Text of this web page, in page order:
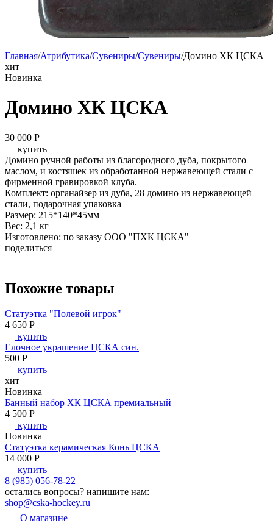
Главная/Атрибутика/Сувениры/Сувениры/Домино ХК ЦСКА
хит
Новинка
Домино ХК ЦСКА
30 000 P
купить
Домино ручной работы из благородного дуба, покрытого
маслом, и костяшек из обработанной нержавеющей стали с
фирменной гравировкой клуба.
Комплект: органайзер из дуба, 28 домино из нержавеющей
стали, подарочная упаковка
Размер: 215*140*45мм
Вес: 2,1 кг
Изготовлено: по заказу ООО "ПХК ЦСКА"
поделиться
Похожие товары
Статуэтка "Полевой игрок"
4 650 P
купить
Елочное украшение ЦСКА син.
500 P
купить
хит
Новинка
Банный набор ХК ЦСКА премиальный
4 500 P
купить
Новинка
Статуэтка керамическая Конь ЦСКА
14 000 P
купить
8 (985) 056-78-22
остались вопросы? напишите нам:
shop@cska-hockey.ru
О магазине